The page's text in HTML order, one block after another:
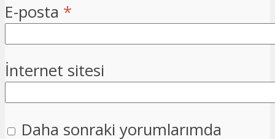
E-posta *
İnternet sitesi
Daha sonraki yorumlarımda